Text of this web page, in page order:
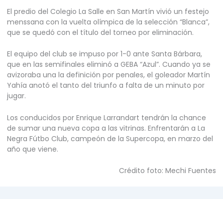
El predio del Colegio La Salle en San Martín vivió un festejo
menssana con la vuelta olímpica de la selección “Blanca”,
que se quedó con el título del torneo por eliminación.
El equipo del club se impuso por 1-0 ante Santa Bárbara,
que en las semifinales eliminó a GEBA “Azul”. Cuando ya se
avizoraba una la definición por penales, el goleador Martín
Yahía anotó el tanto del triunfo a falta de un minuto por
jugar.
Los conducidos por Enrique Larrandart tendrán la chance
de sumar una nueva copa a las vitrinas. Enfrentarán a La
Negra Fútbo Club, campeón de la Supercopa, en marzo del
año que viene.
Crédito foto: Mechi Fuentes